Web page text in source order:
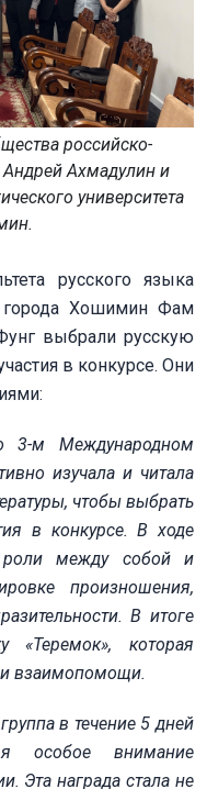
российско-
Ахмадулин и
университета
русского языка
города Хошимин Фам
выбрали русскую
в конкурсе. Они
3-м Международном
изучала и читала
чтобы выбрать
в конкурсе. В ходе
роли между собой и
произношения,
В итоге
которая
и взаимопомощи.
в течение 5 дней
особое внимание
Эта награда стала не